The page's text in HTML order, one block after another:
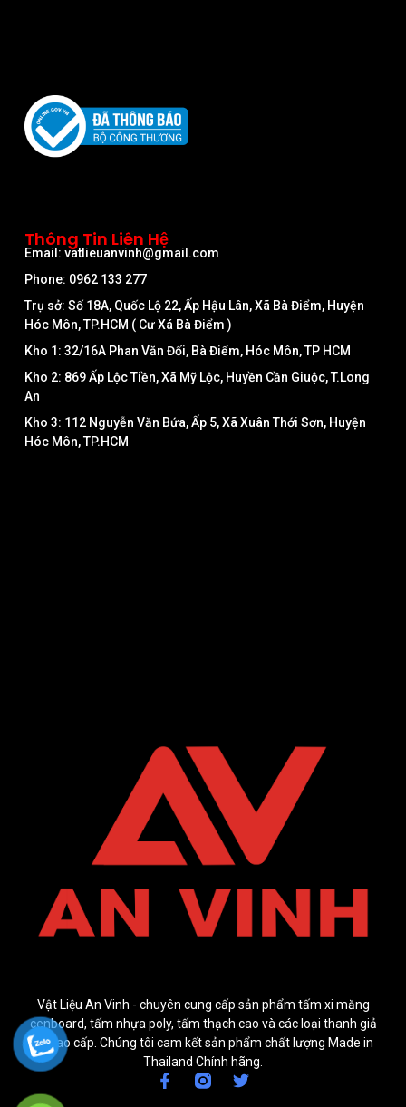
Vật Liệu An Vinh - chuyên cung cấp sản phẩm tấm xi măng
cenboard, tấm nhựa poly, tấm thạch cao và các loại thanh giả
gỗ cao cấp. Chúng tôi cam kết sản phẩm chất lượng Made in
Thailand Chính hãng.
Thông Tin Liên Hệ
Email: vatlieuanvinh@gmail.com
Phone: 0962 133 277
Trụ sở: Số 18A, Quốc Lộ 22, Ấp Hậu Lân, Xã Bà Điểm, Huyện
Hóc Môn, TP.HCM ( Cư Xá Bà Điểm )
Kho 1: 32/16A Phan Văn Đối, Bà Điểm, Hóc Môn, TP HCM
Kho 2: 869 Ấp Lộc Tiền, Xã Mỹ Lộc, Huyền Cần Giuộc, T.Long
An
Kho 3: 112 Nguyễn Văn Bứa, Ấp 5, Xã Xuân Thới Sơn, Huyện
Hóc Môn, TP.HCM